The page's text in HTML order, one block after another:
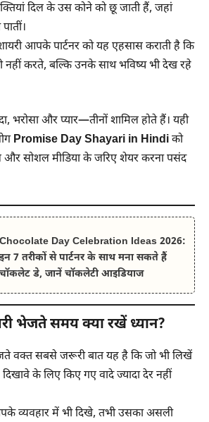
दिल के उस कोने को छू जाती हैं, जहां
आपके पार्टनर को यह एहसास कराती है कि
नहीं करते, बल्कि उनके साथ भविष्य भी देख रहे
भरोसा और प्यार—तीनों शामिल होते हैं। यही
Promise Day Shayari in Hindiको
सोशल मीडिया के जरिए शेयर करना पसंद
Chocolate Day Celebration Ideas 2026:
इन 7 तरीकों से पार्टनर के साथ मना सकते हैं
चॉकलेट डे, जानें चॉकलेटी आइडियाज
भेजते समय क्या रखें ध्यान?
वक्त सबसे जरूरी बात यह है कि जो भी लिखें
के लिए किए गए वादे ज्यादा देर नहीं
व्यवहार में भी दिखे, तभी उसका असली